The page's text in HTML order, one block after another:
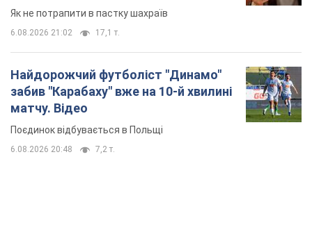
Як не потрапити в пастку шахраїв
6.08.2026 21:02 17,1 т.
Найдорожчий футболіст "Динамо"
забив "Карабаху" вже на 10-й хвилині
матчу. Відео
Поєдинок відбувається в Польщі
6.08.2026 20:48 7,2 т.